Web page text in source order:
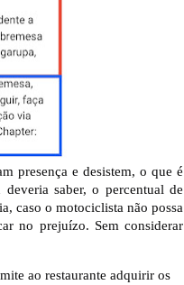
presença e desistem, o que é
saber, o percentual de
caso o motociclista não possa
no prejuízo. Sem considerar
ao restaurante adquirir os